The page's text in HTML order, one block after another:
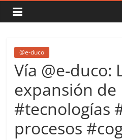
Gestión
del
Learn
Do
@e-duco
Vía @e-duco:
expansión de
#tecnologías
procesos